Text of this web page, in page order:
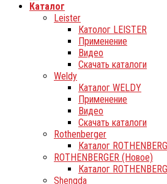
Каталог
Leister
Католог LEISTER
Применение
Видео
Скачать каталоги
Weldy
Каталог WELDY
Применение
Видео
Скачать каталоги
Rothenberger
Каталог
ROTHENBERGER (Новое)
Каталог
Shengda